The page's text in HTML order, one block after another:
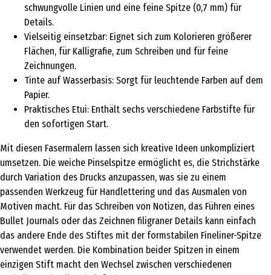
schwungvolle Linien und eine feine Spitze (0,7 mm) für
Details.
Vielseitig einsetzbar: Eignet sich zum Kolorieren größerer
Flächen, für Kalligrafie, zum Schreiben und für feine
Zeichnungen.
Tinte auf Wasserbasis: Sorgt für leuchtende Farben auf dem
Papier.
Praktisches Etui: Enthält sechs verschiedene Farbstifte für
den sofortigen Start.
Mit diesen Fasermalern lassen sich kreative Ideen unkompliziert
umsetzen. Die weiche Pinselspitze ermöglicht es, die Strichstärke
durch Variation des Drucks anzupassen, was sie zu einem
passenden Werkzeug für Handlettering und das Ausmalen von
Motiven macht. Für das Schreiben von Notizen, das Führen eines
Bullet Journals oder das Zeichnen filigraner Details kann einfach
das andere Ende des Stiftes mit der formstabilen Fineliner-Spitze
verwendet werden. Die Kombination beider Spitzen in einem
einzigen Stift macht den Wechsel zwischen verschiedenen